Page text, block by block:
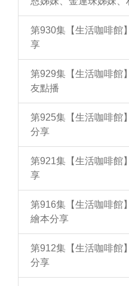
第930集【生活咖啡館
享
第929集【生活咖啡館
友點播
第925集【生活咖啡館
分享
第921集【生活咖啡館
享
第916集【生活咖啡館
繪本分享
第912集【生活咖啡館
分享